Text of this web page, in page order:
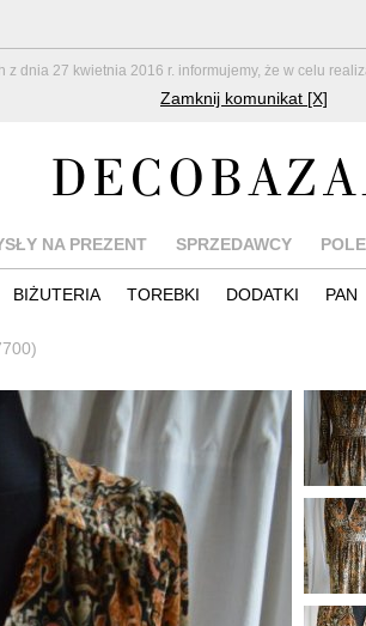
dnia 27 kwietnia 2016 r. informujemy, że w celu
Zamknij komunikat [X]
NA PREZENT SPRZEDAWCY
BIŻUTERIA TOREBKI DODATKI PAN